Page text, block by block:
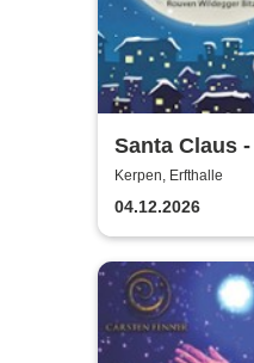
Santa Claus
nur) für Kinder
Kerpen, Erfthalle
04.12.2026